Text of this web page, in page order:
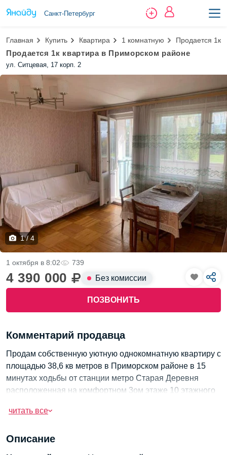
Санкт-Петербург
Главная Купить Квартира 1 комнатную Продается 1к
Продается 1к квартира в Приморском районе
ул. Ситцевая, 17 корп. 2
1 / 4
4 390 000 Без комиссии
ПОЗВОНИТЬ
1 октября в 8:02 739
Описание
Комментарий продавца
Продам собственную уютную однокомнатную квартиру с
площадью 38,6 кв метров в Приморском районе в 15
минутах ходьбы от станции метро Старая Деревня
расположенная на комфортном 3ом этаже 10 этажного
местоположением - все торговые и развлекательные
читать все